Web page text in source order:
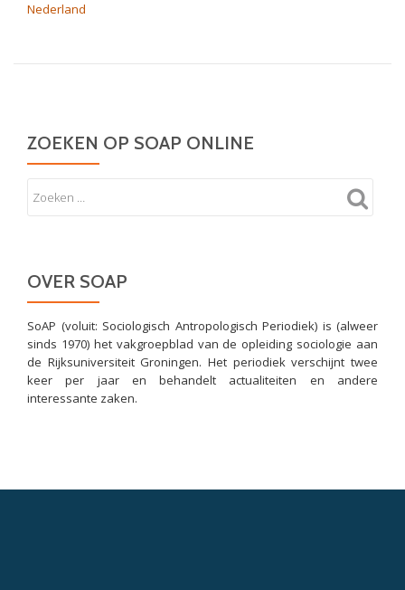
Nederland
ZOEKEN OP SOAP ONLINE
OVER SOAP
SoAP (voluit: Sociologisch Antropologisch Periodiek) is (alweer
sinds 1970) het vakgroepblad van de opleiding sociologie aan
de Rijksuniversiteit Groningen. Het periodiek verschijnt twee
keer per jaar en behandelt actualiteiten en andere
interessante zaken.